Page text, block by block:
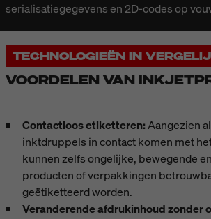
serialisatiegegevens en 2D-codes op
TECHNOLOGIEËN IN
VOORDELEN VAN
Contactloos etiketteren:Aangezien
inktdruppels in contact komen met
kunnen zelfs ongelijke, bewegende
producten of verpakkingen
geëtiketteerd worden.
Veranderende afdrukinhoud zonder